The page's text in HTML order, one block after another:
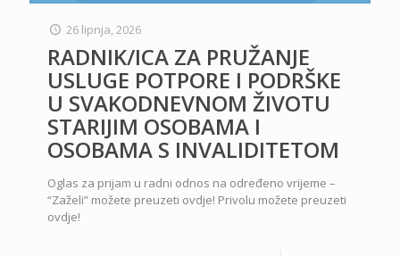
26 lipnja, 2026
RADNIK/ICA ZA PRUŽANJE
USLUGE POTPORE I PODRŠKE
U SVAKODNEVNOM ŽIVOTU
STARIJIM OSOBAMA I
OSOBAMA S INVALIDITETOM
Oglas za prijam u radni odnos na određeno vrijeme –
“Zaželi” možete preuzeti ovdje! Privolu možete preuzeti
ovdje!